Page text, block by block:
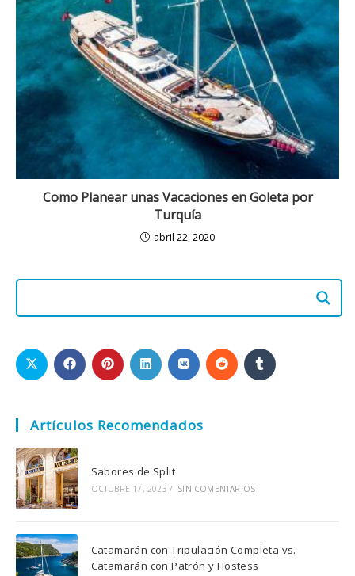
Como Planear unas Vacaciones en Goleta por
Turquía
abril 22, 2020
Artículos Recomendados
Sabores de Split
OCTUBRE 17, 2023 / SIN COMENTARIOS
Catamarán con Tripulación Completa vs.
Catamarán con Patrón y Hostess